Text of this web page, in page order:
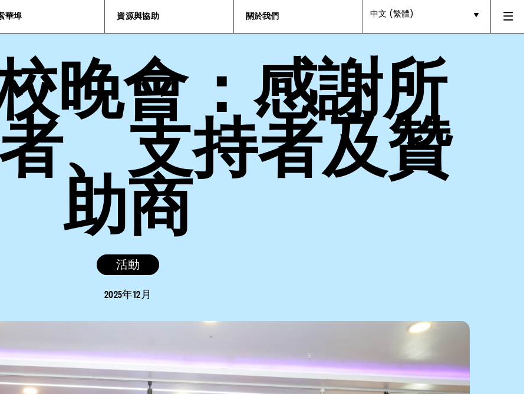
華埠 資源與協助 關於我們 中文 (繁體)
校晚會：感謝所
、支持者及贊
助商
活動
2025年12月